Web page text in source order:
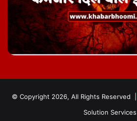
© Copyright 2026, All Rights Reserved |
Solution Services